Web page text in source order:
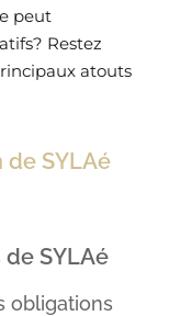
peut
Restez
atouts
de SYLAé
SYLAé
obligations